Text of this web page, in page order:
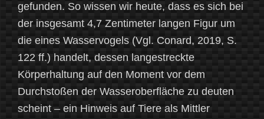
gefunden. So wissen wir heute, dass es sich bei
der insgesamt 4,7 Zentimeter langen Figur um
die eines Wasservogels (Vgl. Conard, 2019, S.
122 ff.) handelt, dessen langestreckte
Körperhaltung auf den Moment vor dem
Durchstoßen der Wasseroberfläche zu deuten
scheint – ein Hinweis auf Tiere als Mittler